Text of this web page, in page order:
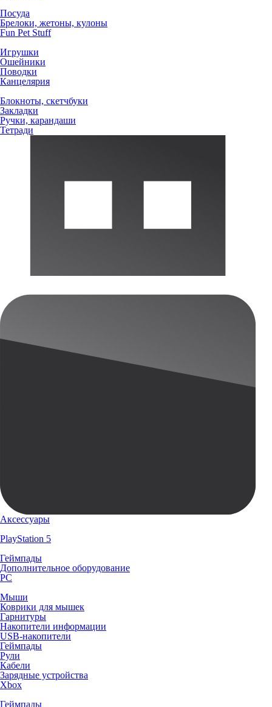
Посуда
Брелоки, жетоны, кулоны
Fun Pet Stuff
Игрушки
Ошейники
Поводки
Канцелярия
Блокноты, скетчбуки
Закладки
Ручки, карандаши
Тетради
Аксессуары
PlayStation 5
Геймпады
Дополнительное оборудование
PC
Мыши
Коврики для мышек
Гарнитуры
Накопители информации
USB-накопители
Геймпады
Рули
Кабели
Зарядные устройства
Xbox
Геймпады